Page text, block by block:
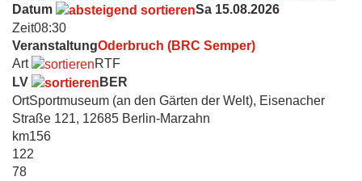
Datum
Sa 15.08.2026
Zeit08:30
VeranstaltungOderbruch (BRC Semper)
Art
RTF
LV
BER
OrtSportmuseum (an den Gärten der Welt), Eisenacher
Straße 121, 12685 Berlin-Marzahn
km156
122
78